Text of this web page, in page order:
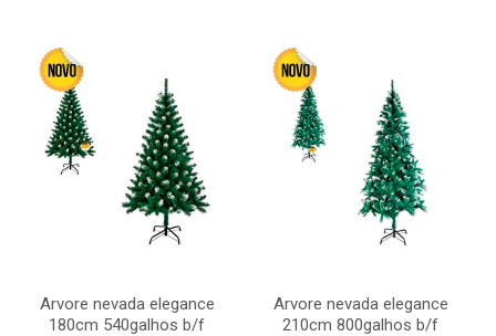
Arvore nevada elegance
180cm 540galhos b/f
Arvore nevada elegance
210cm 800galhos b/f